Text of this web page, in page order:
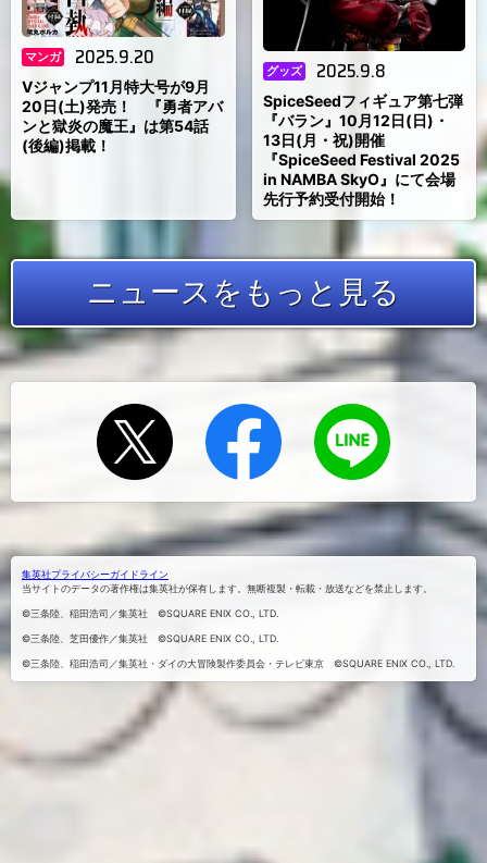
マンガ 2025.9.20
Vジャンプ11月特大号が9月
20日(土)発売！ 『勇者アバ
ンと獄炎の魔王』は第54話
(後編)掲載！
グッズ 2025.9.8
SpiceSeedフィギュア第七弾
『バラン』10月12日(日)・
13日(月・祝)開催
『SpiceSeed Festival 2025
in NAMBA SkyO』にて会場
先行予約受付開始！
ニュースをもっと見る
でシェア
する
くる
集英社プライバシーガイドライン
当サイトのデータの著作権は集英社が保有します。無断複製・転載・放送などを禁止します。
©三条陸、稲田浩司／集英社 ©SQUARE ENIX CO., LTD.
©三条陸、芝田優作／集英社 ©SQUARE ENIX CO., LTD.
©三条陸、稲田浩司／集英社・ダイの大冒険製作委員会・テレビ東京 ©SQUARE ENIX CO., LTD.